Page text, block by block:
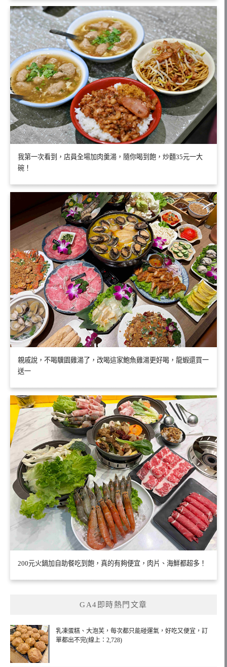
我第一次看到，店員全場加肉羹湯，隨你喝到飽，炒麵35元一大
碗！
親戚說，不喝驥園雞湯了，改喝這家鮑魚雞湯更好喝，龍蝦還買一
送一
200元火鍋加自助餐吃到飽，真的有夠便宜，肉片、海鮮都超多！
GA4即時熱門文章
乳凍蛋糕、大泡芙，每次都只能碰運氣，好吃又便宜，訂
單都出不完(線上：2,728)